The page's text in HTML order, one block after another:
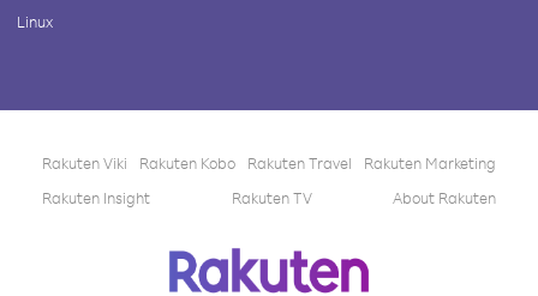
Linux
Rakuten Viki Rakuten Kobo Rakuten Travel
Rakuten Marketing
Rakuten Insight
Rakuten TV About Rakuten